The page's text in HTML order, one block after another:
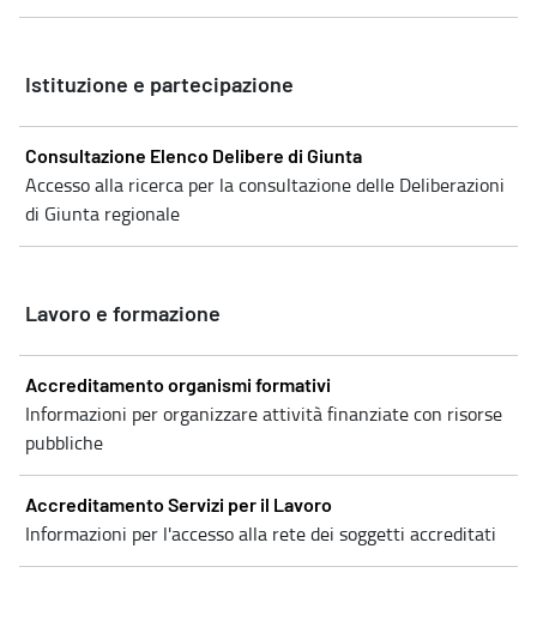
Istituzione e partecipazione
Consultazione Elenco Delibere di Giunta
Accesso alla ricerca per la consultazione delle Deliberazioni
di Giunta regionale
Lavoro e formazione
Accreditamento organismi formativi
Informazioni per organizzare attività finanziate con risorse
pubbliche
Accreditamento Servizi per il Lavoro
Informazioni per l'accesso alla rete dei soggetti accreditati